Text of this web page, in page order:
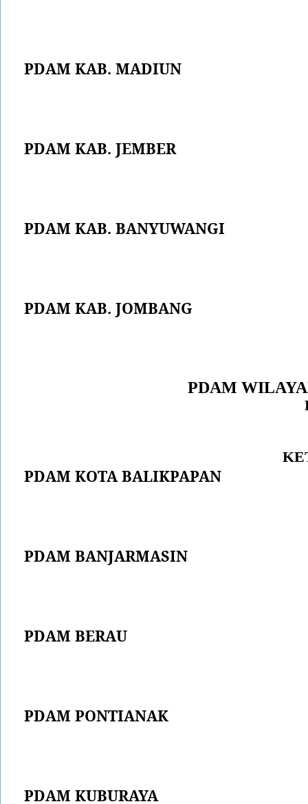
PDAM KAB. MADIUN
PDAM KAB. JEMBER
PDAM KAB. BANYUWANGI
PDAM KAB. JOMBANG
PDAM
PDAM KOTA BALIKPAPAN
PDAM BANJARMASIN
PDAM BERAU
PDAM PONTIANAK
PDAM KUBURAYA